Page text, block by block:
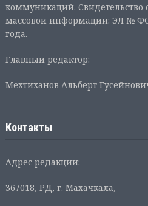
коммуникаций. Свидетельство
массовой информации: ЭЛ №
года.
Главный редактор:
Мехтиханов Альберт
Контакты
Адрес редакции:
367018, РД, г. Махачкала,